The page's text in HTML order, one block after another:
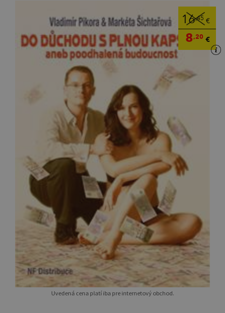
16,45 €
8,20 €
Uvedená cena platí iba pre internetový obchod.